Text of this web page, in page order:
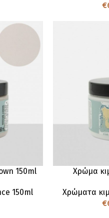
€
150ml
150ml
Χρώμα
Χρώματα
€